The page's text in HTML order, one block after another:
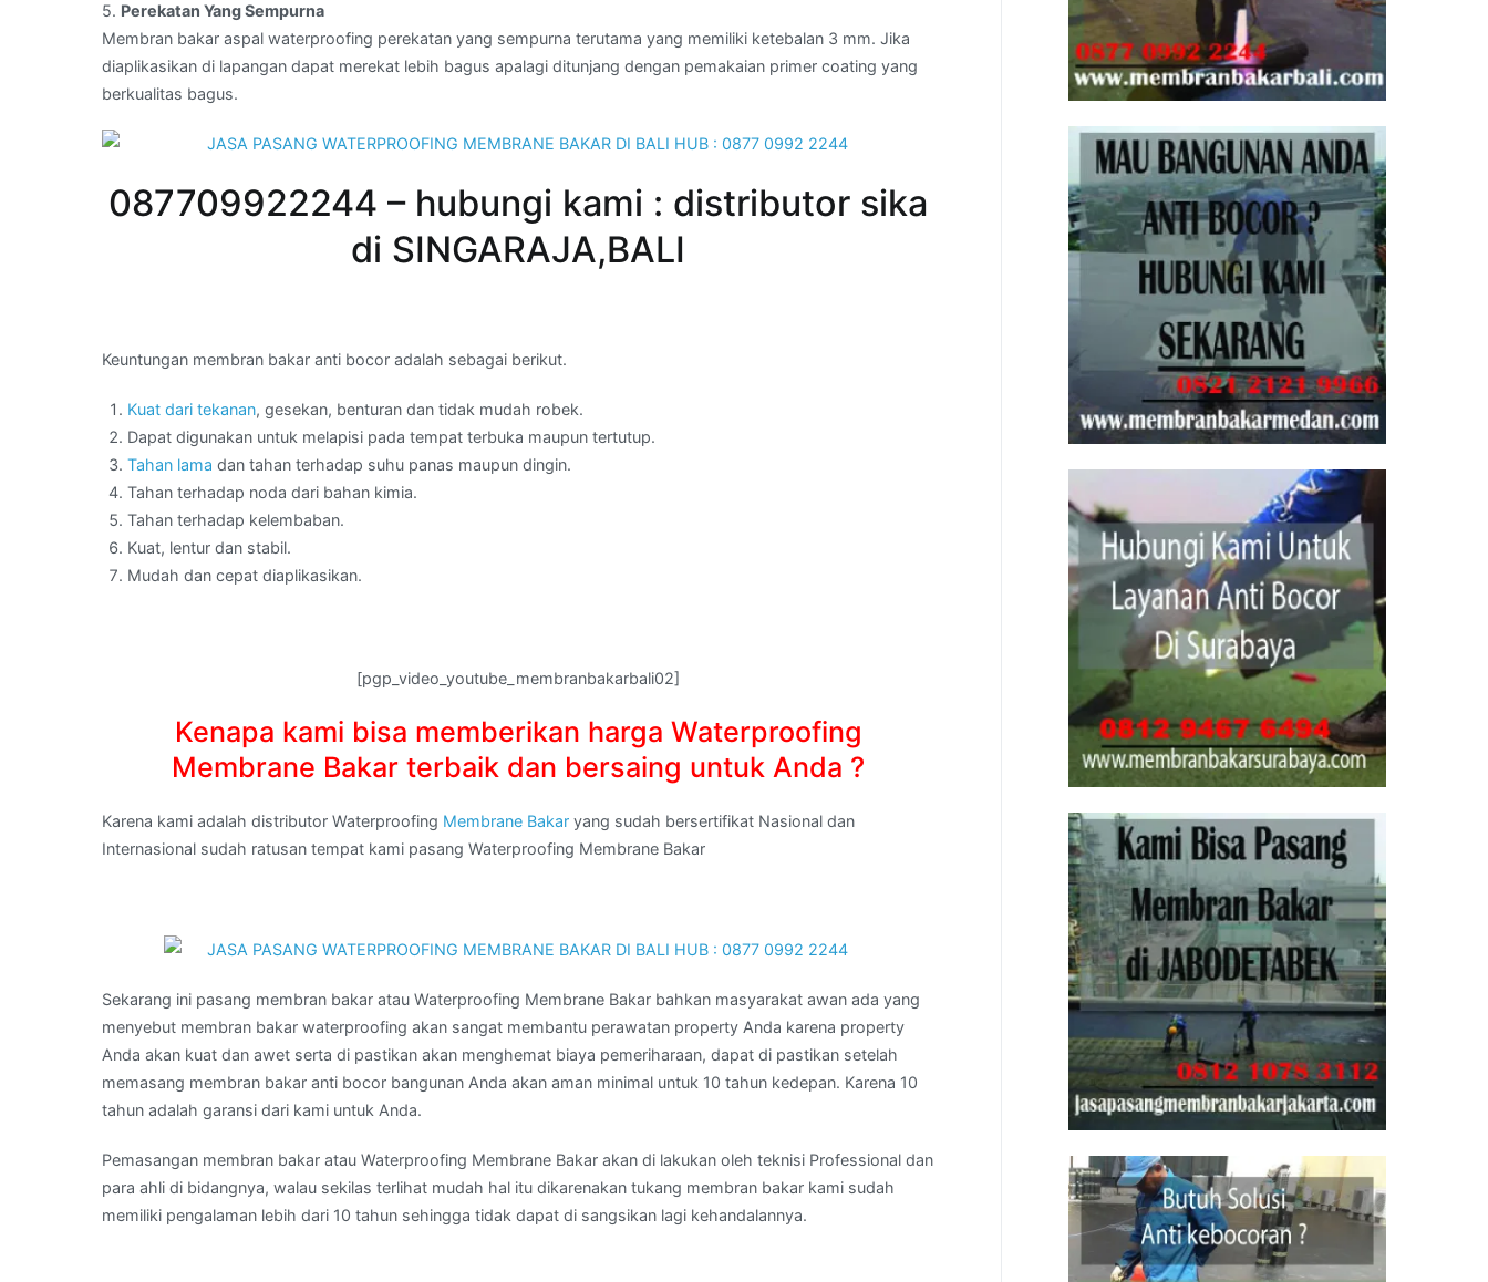
5. Perekatan Yang Sempurna
Membran bakar aspal waterproofing perekatan yang sempurna terutama yang memiliki ketebalan 3 mm. Jika
diaplikasikan di lapangan dapat merekat lebih bagus apalagi ditunjang dengan pemakaian primer coating yang
berkualitas bagus.
087709922244 – hubungi kami : distributor sika
di SINGARAJA,BALI
Keuntungan membran bakar anti bocor adalah sebagai berikut.
Kuat dari tekanan, gesekan, benturan dan tidak mudah robek.
Dapat digunakan untuk melapisi pada tempat terbuka maupun tertutup.
Tahan lama dan tahan terhadap suhu panas maupun dingin.
Tahan terhadap noda dari bahan kimia.
Tahan terhadap kelembaban.
Kuat, lentur dan stabil.
Mudah dan cepat diaplikasikan.
[pgp_video_youtube_membranbakarbali02]
Kenapa kami bisa memberikan harga Waterproofing
Membrane Bakar terbaik dan bersaing untuk Anda ?
Karena kami adalah distributor Waterproofing Membrane Bakar yang sudah bersertifikat Nasional dan
Internasional sudah ratusan tempat kami pasang Waterproofing Membrane Bakar
Sekarang ini pasang membran bakar atau Waterproofing Membrane Bakar bahkan masyarakat awan ada yang
menyebut membran bakar waterproofing akan sangat membantu perawatan property Anda karena property
Anda akan kuat dan awet serta di pastikan akan menghemat biaya pemeriharaan, dapat di pastikan setelah
memasang membran bakar anti bocor bangunan Anda akan aman minimal untuk 10 tahun kedepan. Karena 10
tahun adalah garansi dari kami untuk Anda.
Pemasangan membran bakar atau Waterproofing Membrane Bakar akan di lakukan oleh teknisi Professional dan
para ahli di bidangnya, walau sekilas terlihat mudah hal itu dikarenakan tukang membran bakar kami sudah
memiliki pengalaman lebih dari 10 tahun sehingga tidak dapat di sangsikan lagi kehandalannya.